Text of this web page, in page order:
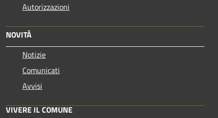
Autorizzazioni
NOVITÀ
Notizie
Comunicati
Avvisi
VIVERE IL COMUNE